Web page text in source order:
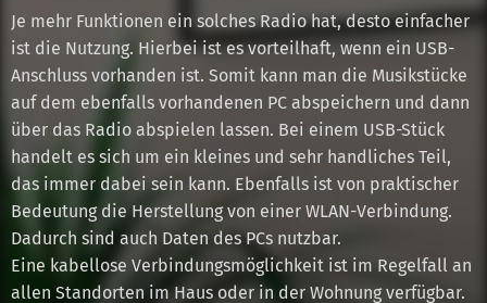
Je mehr Funktionen ein solches Radio hat, desto einfacher
ist die Nutzung. Hierbei ist es vorteilhaft, wenn ein USB-
Anschluss vorhanden ist. Somit kann man die Musikstücke
auf dem ebenfalls vorhandenen PC abspeichern und dann
über das Radio abspielen lassen. Bei einem USB-Stück
handelt es sich um ein kleines und sehr handliches Teil,
das immer dabei sein kann. Ebenfalls ist von praktischer
Bedeutung die Herstellung von einer WLAN-Verbindung.
Dadurch sind auch Daten des PCs nutzbar.
Eine kabellose Verbindungsmöglichkeit ist im Regelfall an
allen Standorten im Haus oder in der Wohnung verfügbar.